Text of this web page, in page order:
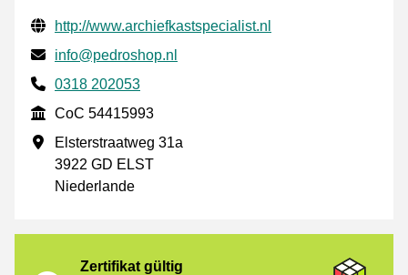
Geprüfte Kontaktinformationen
Website URL
http://www.archiefkastspecialist.nl
E-mail
info@pedroshop.nl
Phone number
0318 202053
CoC
CoC 54415993
Geschäftsadresse
Elsterstraatweg 31a
3922 GD ELST
Niederlande
Zertifikat gültig